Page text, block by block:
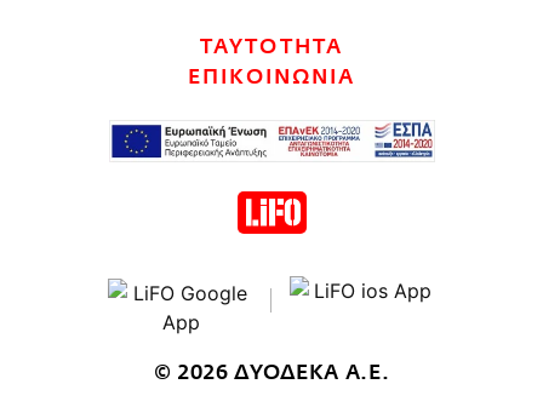
ΤΑΥΤΟΤΗΤΑ
ΕΠΙΚΟΙΝΩΝΙΑ
© 2026 ΔΥΟΔΕΚΑ Α.Ε.